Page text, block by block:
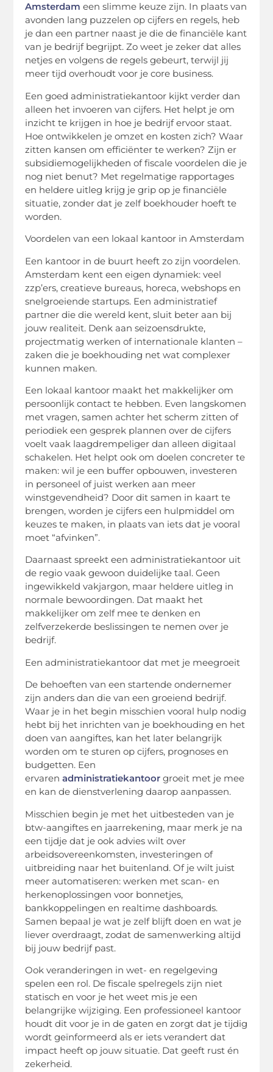
Amsterdam een slimme keuze zijn. In plaats van
avonden lang puzzelen op cijfers en regels, heb
je dan een partner naast je die de financiële kant
van je bedrijf begrijpt. Zo weet je zeker dat alles
netjes en volgens de regels gebeurt, terwijl jij
meer tijd overhoudt voor jecore business.
Een goed administratiekantoor kijkt verder dan
alleen het invoeren van cijfers. Het helpt je om
inzicht te krijgen in hoe je bedrijf ervoor staat.
Hoe ontwikkelen je omzet en kosten zich? Waar
zitten kansen om efficiënter te werken? Zijn er
subsidiemogelijkheden of fiscale voordelen die je
nog niet benut? Met regelmatige rapportages
en heldere uitleg krijg je grip op je financiële
situatie, zonder dat je zelf boekhouder hoeft te
worden.
Voordelen van een lokaal kantoor in Amsterdam
Een kantoor in de buurt heeft zo zijn voordelen.
Amsterdam kent een eigen dynamiek: veel
zzp’ers, creatieve bureaus, horeca, webshops en
snelgroeiende startups. Een administratief
partner die die wereld kent, sluit beter aan bij
jouw realiteit. Denk aanseizoensdrukte,
projectmatig werken of internationale klanten –
zaken die je boekhouding net wat complexer
kunnen maken.
Een lokaal kantoor maakt het makkelijker om
persoonlijk contact te hebben. Even langskomen
met vragen, samen achter het scherm zitten of
periodiek een gesprek plannen over de cijfers
voelt vaak laagdrempeliger dan alleen digitaal
schakelen. Het helpt ook om doelen concreter te
maken: wil je een buffer opbouwen, investeren
in personeel of juist werken aan meer
winstgevendheid? Door dit samen in kaart te
brengen, worden je cijfers een hulpmiddel om
keuzes te maken, in plaats van iets dat je vooral
moet “afvinken”.
Daarnaast spreekt een administratiekantoor uit
de regio vaak gewoon duidelijke taal. Geen
ingewikkeld vakjargon, maar heldere uitleg in
normale bewoordingen. Dat maakt het
makkelijker om zelf mee te denken en
zelfverzekerde beslissingen te nemen over je
bedrijf.
Een administratiekantoor dat met je meegroeit
De behoeften van een startende ondernemer
zijn anders dan die van een groeiend bedrijf.
Waar je in het begin misschien vooral hulp nodig
hebt bij het inrichten van je boekhouding en het
doen van aangiftes, kan het later belangrijk
worden om te sturen op cijfers, prognoses en
budgetten. Een
ervarenadministratiekantoor groeit met je mee
en kan de dienstverlening daarop aanpassen.
Misschien begin je met het uitbesteden van je
btw-aangiftes en jaarrekening, maar merk je na
een tijdje dat je ook advies wilt over
arbeidsovereenkomsten, investeringen of
uitbreiding naar het buitenland. Of je wilt juist
meer automatiseren: werken met scan- en
herkenoplossingen voor bonnetjes,
bankkoppelingen en realtime dashboards.
Samen bepaal je wat je zelf blijft doen en wat je
liever overdraagt, zodat de samenwerking altijd
bij jouw bedrijf past.
Ook veranderingen in wet- en regelgeving
spelen een rol. De fiscale spelregels zijn niet
statisch en voor je het weet mis je een
belangrijke wijziging. Een professioneel kantoor
houdt dit voor je in de gaten en zorgt dat je tijdig
wordt geïnformeerd als er iets verandert dat
impact heeft op jouw situatie. Dat geeft rust én
zekerheid.